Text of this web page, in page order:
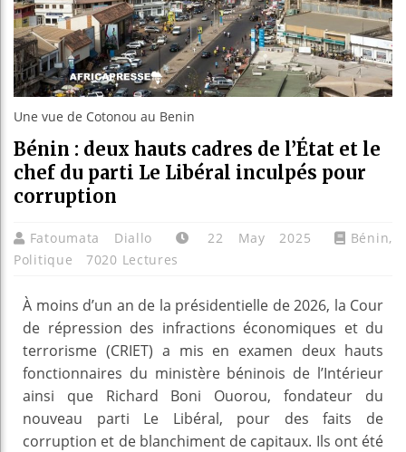
Une vue de Cotonou au Benin
Bénin : deux hauts cadres de l’État et le
chef du parti Le Libéral inculpés pour
corruption
Fatoumata Diallo 22 May 2025 Bénin,
Politique
7020 Lectures
À moins d’un an de la présidentielle de 2026, la Cour
de répression des infractions économiques et du
terrorisme (CRIET) a mis en examen deux hauts
fonctionnaires du ministère béninois de l’Intérieur
ainsi que Richard Boni Ouorou, fondateur du
nouveau parti Le Libéral, pour des faits de
corruption et de blanchiment de capitaux. Ils ont été